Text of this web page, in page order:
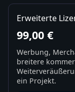
Erweiterte
99,00 €
Werbung,
breitere
ein Projekt.